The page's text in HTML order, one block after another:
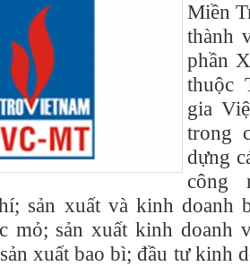
Miền
thành
phần
thuộc
gia
trong
dựng
công
sản xuất và kinh doanh
mỏ; sản xuất kinh doanh
xuất bao bì; đầu tư kinh